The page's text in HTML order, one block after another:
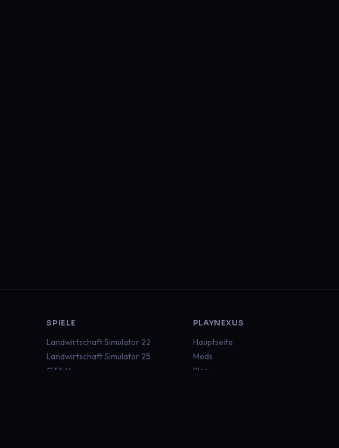
SPIELE
Landwirtschaft Simulator 22
Landwirtschaft Simulator 25
GTA V
PLAYNEXUS
Hauptseite
Mods
Blog